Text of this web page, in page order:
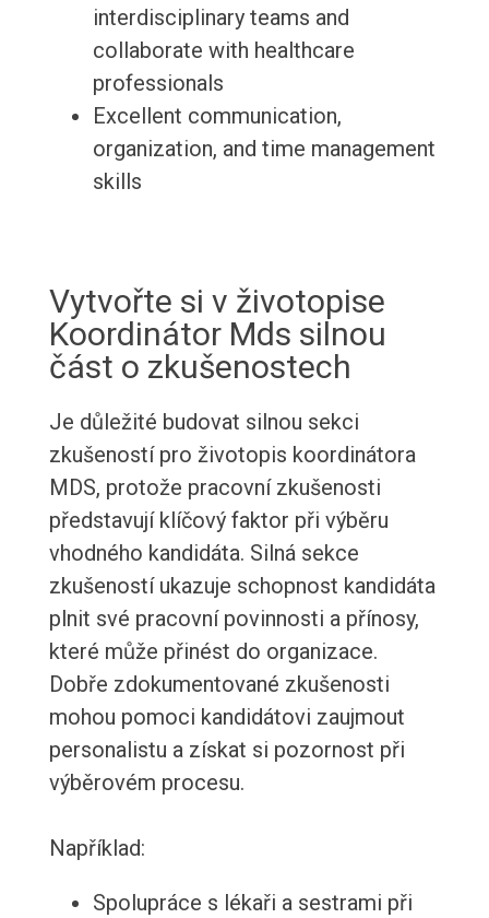
interdisciplinary teams and
collaborate with healthcare
professionals
Excellent communication,
organization, and time management
skills
Vytvořte si v životopise
Koordinátor Mds silnou
část o zkušenostech
Je důležité budovat silnou sekci
zkušeností pro životopis koordinátora
MDS, protože pracovní zkušenosti
představují klíčový faktor při výběru
vhodného kandidáta. Silná sekce
zkušeností ukazuje schopnost kandidáta
plnit své pracovní povinnosti a přínosy,
které může přinést do organizace.
Dobře zdokumentované zkušenosti
mohou pomoci kandidátovi zaujmout
personalistu a získat si pozornost při
výběrovém procesu.
Například:
Spolupráce s lékaři a sestrami při